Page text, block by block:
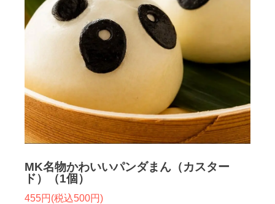
MK名物かわいいパンダまん（カスター
ド）（1個）
455円(税込500円)